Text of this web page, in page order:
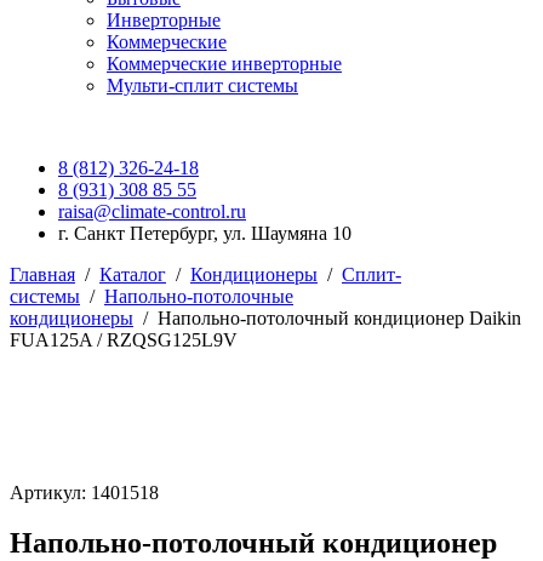
Инверторные
Коммерческие
Коммерческие инверторные
Мульти-сплит системы
8 (812) 326-24-18
8 (931) 308 85 55
raisa@climate-control.ru
г. Санкт Петербург, ул. Шаумяна 10
Главная / Каталог / Кондиционеры / Сплит-
системы / Напольно-потолочные
кондиционеры / Напольно-потолочный кондиционер Daikin
FUA125A / RZQSG125L9V
Артикул: 1401518
Напольно-потолочный кондиционер